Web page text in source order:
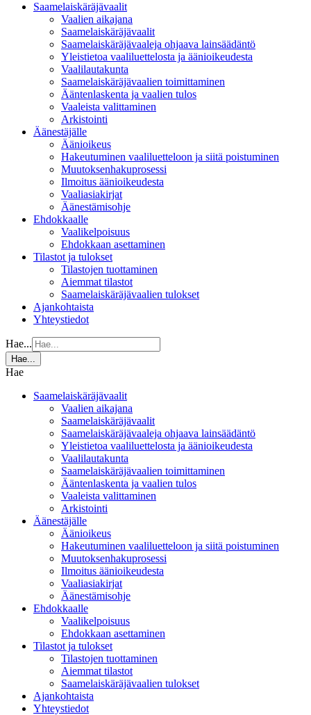
Saamelaiskäräjävaalit
Vaalien aikajana
Saamelaiskäräjävaalit
Saamelaiskäräjävaaleja ohjaava lainsäädäntö
Yleistietoa vaaliluettelosta ja äänioikeudesta
Vaalilautakunta
Saamelaiskäräjävaalien toimittaminen
Ääntenlaskenta ja vaalien tulos
Vaaleista valittaminen
Arkistointi
Äänestäjälle
Äänioikeus
Hakeutuminen vaaliluetteloon ja siitä poistuminen
Muutoksenhakuprosessi
Ilmoitus äänioikeudesta
Vaaliasiakirjat
Äänestämisohje
Ehdokkaalle
Vaalikelpoisuus
Ehdokkaan asettaminen
Tilastot ja tulokset
Tilastojen tuottaminen
Aiemmat tilastot
Saamelaiskäräjävaalien tulokset
Ajankohtaista
Yhteystiedot
Hae...
Hae...
Hae
Saamelaiskäräjävaalit
Vaalien aikajana
Saamelaiskäräjävaalit
Saamelaiskäräjävaaleja ohjaava lainsäädäntö
Yleistietoa vaaliluettelosta ja äänioikeudesta
Vaalilautakunta
Saamelaiskäräjävaalien toimittaminen
Ääntenlaskenta ja vaalien tulos
Vaaleista valittaminen
Arkistointi
Äänestäjälle
Äänioikeus
Hakeutuminen vaaliluetteloon ja siitä poistuminen
Muutoksenhakuprosessi
Ilmoitus äänioikeudesta
Vaaliasiakirjat
Äänestämisohje
Ehdokkaalle
Vaalikelpoisuus
Ehdokkaan asettaminen
Tilastot ja tulokset
Tilastojen tuottaminen
Aiemmat tilastot
Saamelaiskäräjävaalien tulokset
Ajankohtaista
Yhteystiedot